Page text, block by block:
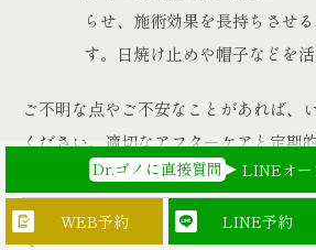
らせ、施術効果を長持ちさせ
す。日焼け止めや帽子などを
ご不明な点やご不安なことがあれば、
ください。適切なアフターケアと定期
期的な美しさをサポートさせていただ
Q&A
Dr.ゴノに直接質問 LINEオー
WEB予約 LINE予約